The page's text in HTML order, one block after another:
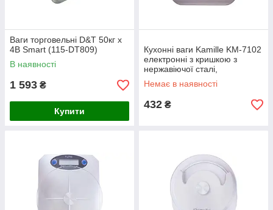
Ваги торговельні D&T 50кг x
4В Smart (115-DT809)
В наявності
1 593 ₴
Купити
Кухонні ваги Kamille KM-7102
електронні з кришкою з
нержавіючої сталі,
максимальне навантаження
5 кг
Немає в наявності
432 ₴